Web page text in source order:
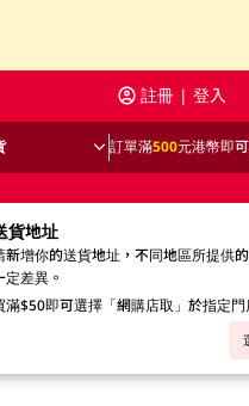
註冊 | 登入
訂單滿500元港幣即
貨地址
新增你的送貨地址，不同地區所提供
定差異。
滿$50即可選擇「網購店取」於指定門